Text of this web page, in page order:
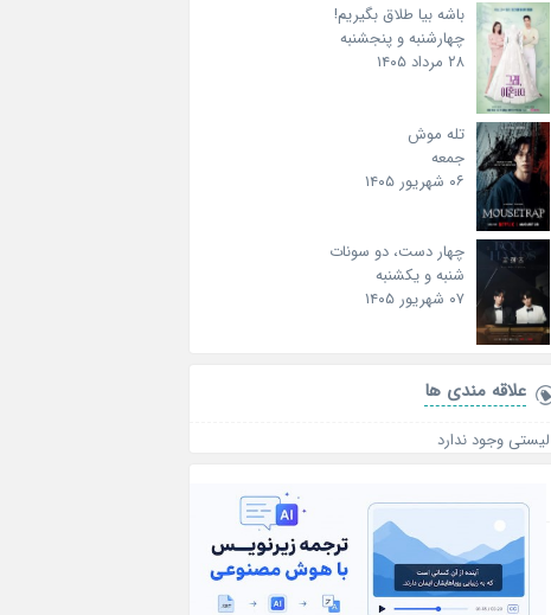
باشه بیا طلاق بگیریم!
چهارشنبه و پنجشنبه
۲۸ مرداد ۱۴۰۵
تله موش
جمعه
۰۶ شهریور ۱۴۰۵
چهار دست، دو سونات
شنبه و یکشنبه
۰۷ شهریور ۱۴۰۵
علاقه‌ مندی ها
لیستی وجود ندارد